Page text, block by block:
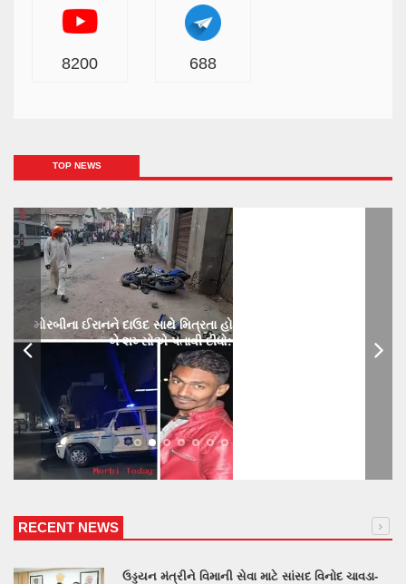
8200 688
TOP NEWS
મોરબીના ઈરાનને દાઉદ સાથે મિત્રતા હોય છાતીમાં છરીનો ઘા ઝીકિને
બે શખ્સોએ પતાવી દીધો: ગુનો નોંધાયો
RECENT NEWS
ઉડ્ડયન મંત્રીને વિમાની સેવા માટે સાંસદ વિનોદ ચાવડા-